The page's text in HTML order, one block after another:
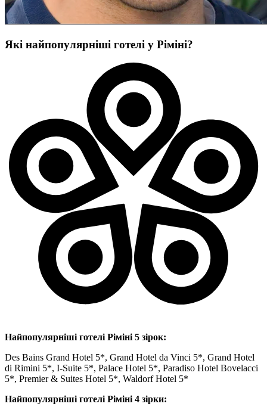
Які найпопулярніші готелі у Ріміні?
Найпопулярніші готелі Ріміні 5 зірок:
Des Bains Grand Hotel 5*, Grand Hotel da Vinci 5*, Grand Hotel
di Rimini 5*, I-Suite 5*, Palace Hotel 5*, Paradiso Hotel Bovelacci
5*, Premier & Suites Hotel 5*, Waldorf Hotel 5*
Найпопулярніші готелі Ріміні 4 зірки: